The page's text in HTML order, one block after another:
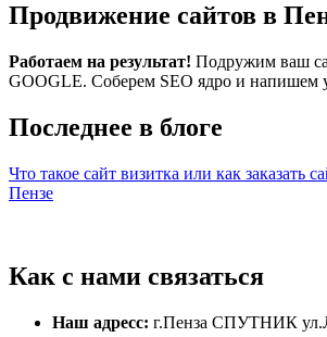
Продвижение сайтов в
Работаем на результат! Подружим ваш
GOOGLE. Соберем SEO ядро и напишем
Последнее в блоге
Что такое сайт визитка или как заказать
Пензе
Как с нами связаться
Наш адресс: г.Пенза СПУТНИК